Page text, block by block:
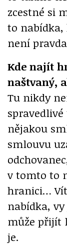
zcestné si
to nabídka,
není
Kde najít
naštvaný,
Tu nikdy
nějakou
smlouvu
v tomto to
hranici…
nabídka,
může přijít
je.